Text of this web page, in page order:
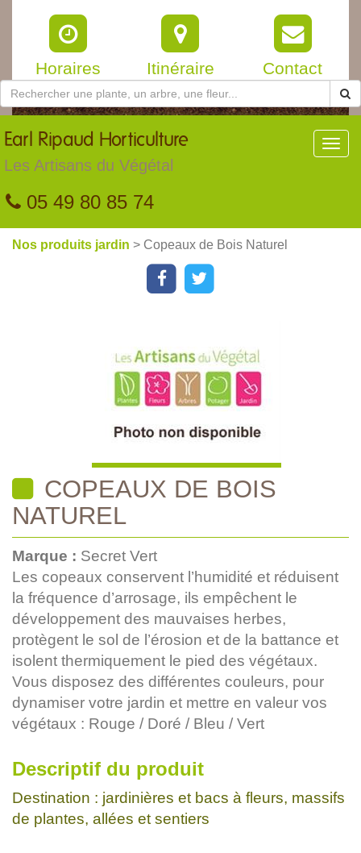
Horaires Itinéraire Contact
Earl Ripaud Horticulture
Les Artisans du Végétal
05 49 80 85 74
Nos produits jardin > Copeaux de Bois Naturel
COPEAUX DE BOIS
NATUREL
Marque : Secret Vert
Les copeaux conservent l’humidité et réduisent
la fréquence d’arrosage, ils empêchent le
développement des mauvaises herbes,
protègent le sol de l’érosion et de la battance et
isolent thermiquement le pied des végétaux.
Vous disposez des différentes couleurs, pour
dynamiser votre jardin et mettre en valeur vos
végétaux : Rouge / Doré / Bleu / Vert
Descriptif du produit
Destination : jardinières et bacs à fleurs, massifs
de plantes, allées et sentiers